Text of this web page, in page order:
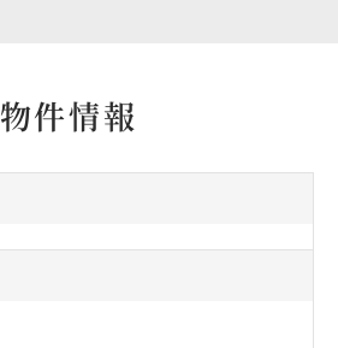
物件情報